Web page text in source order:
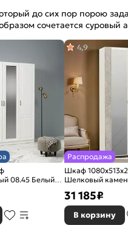
до сих пор порою
сочетается суровый
08.45 Белый/
Распродажа
Шкаф
Шелковый
4,9
31 185₽
В корзину